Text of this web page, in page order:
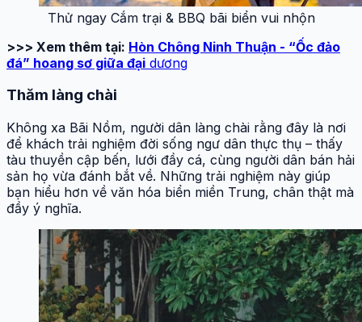
Thử ngay Cắm trại & BBQ bãi biển vui nhộn
>>> Xem thêm tại: Hòn Chông Ninh Thuận - “Ốc đảo
đá” hoang sơ giữa đại dương
Thăm làng chài
Không xa Bãi Nồm, người dân làng chài rằng đây là nơi
để khách trải nghiệm đời sống ngư dân thực thụ – thấy
tàu thuyền cập bến, lưới đầy cá, cùng người dân bán hải
sản họ vừa đánh bắt về. Những trải nghiệm này giúp
bạn hiểu hơn về văn hóa biển miền Trung, chân thật mà
đầy ý nghĩa.